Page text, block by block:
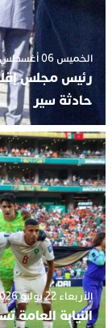
الخميس 06 أغسطس 2026 - 6:35
رئيس مجلس
حادثة سير
الأربعاء 22 يوليو 2026 - 2:55
النيابة